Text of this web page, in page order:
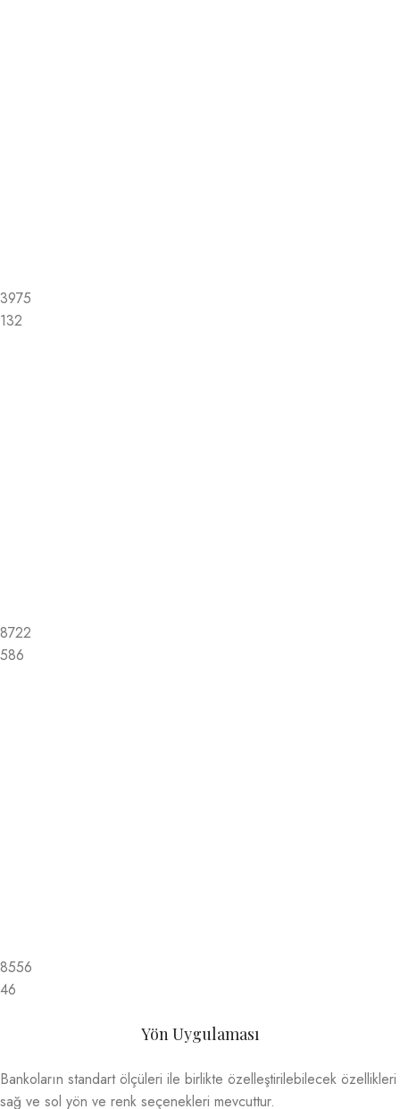
3975
132
8722
586
8556
46
Yön Uygulaması
Bankoların standart ölçüleri ile birlikte özelleştirilebilecek özellikleri
sağ ve sol yön ve renk seçenekleri mevcuttur.